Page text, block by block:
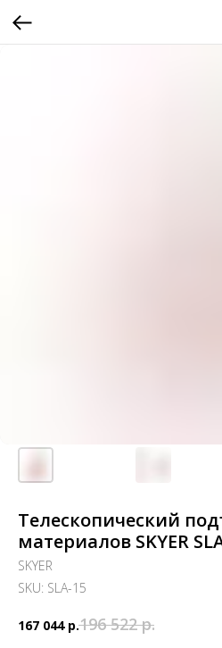
Телескопический
материалов SKYER
SKYER
SKU: SLA-15
167 044 р.196 522 р.